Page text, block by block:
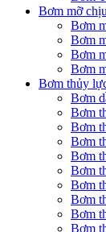
Bơm mỡ
Bơm
Bơm
Bơm
Bơm
Bơm thủy
Bơm
Bơm
Bơm
Bơm
Bơm
Bơm
Bơm
Bơm
Bơm
Bơm